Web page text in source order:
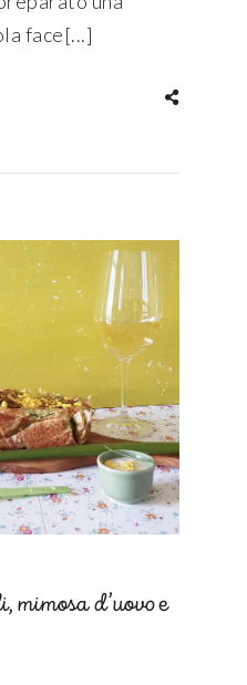
face[...]
d’uovo e